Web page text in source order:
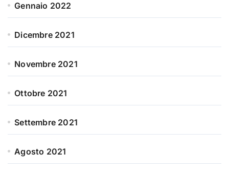
Gennaio 2022
Dicembre 2021
Novembre 2021
Ottobre 2021
Settembre 2021
Agosto 2021